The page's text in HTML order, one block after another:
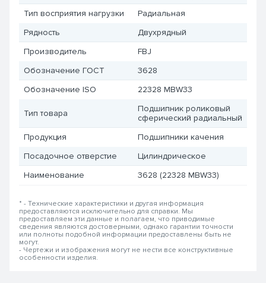
Тип восприятия нагрузки
Радиальная
Рядность
Двухрядный
Производитель
FBJ
Обозначение ГОСТ
3628
Обозначение ISO
22328 MBW33
Тип товара
Подшипник роликовый
сферический радиальный
Продукция
Подшипники качения
Посадочное отверстие
Цилиндрическое
Наименование
3628 (22328 MBW33)
* - Технические характеристики и другая информация
предоставляются исключительно для справки. Мы
предоставляем эти данные и полагаем, что приводимые
сведения являются достоверными, однако гарантии точности
или полноты подобной информации предоставлены быть не
могут.
- Чертежи и изображения могут не нести все конструктивные
особенности изделия.